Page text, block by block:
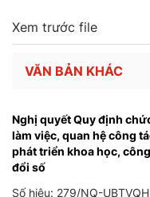
Xem trước file
VĂN BẢN KHÁC
Nghị quyết Quy định
làm việc, quan hệ công
phát triển khoa học,
đổi số
Số hiệu: 279/NQ-